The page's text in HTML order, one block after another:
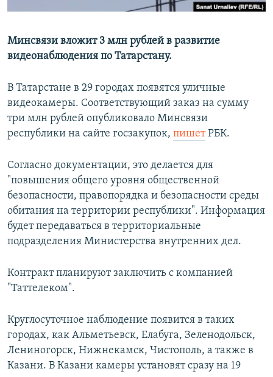
Все сайты РСЕ/РС
Минсвязи вложит 3 млн рублей в развитие
видеонаблюдения по Татарстану.
В Татарстане в 29 городах появятся уличные
видеокамеры. Соответствующий заказ на сумму
три млн рублей опубликовало Минсвязи
республики на сайте госзакупок, пишетРБК.
Согласно документации, это делается для
"повышения общего уровня общественной
безопасности, правопорядка и безопасности среды
обитания на территории республики". Информация
будет передаваться в территориальные
подразделения Министерства внутренних дел.
Контракт планируют заключить с компанией
"Таттелеком".
Круглосуточное наблюдение появится в таких
городах, как Альметьевск, Елабуга, Зеленодольск,
Лениногорск, Нижнекамск, Чистополь, а также в
Казани. В Казани камеры установят сразу на 19